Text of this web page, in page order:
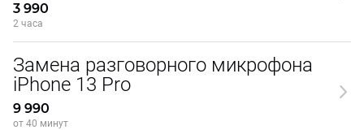
3 990
2 часа
Замена разговорного микрофона
iPhone 13 Pro
9 990
от 40 минут